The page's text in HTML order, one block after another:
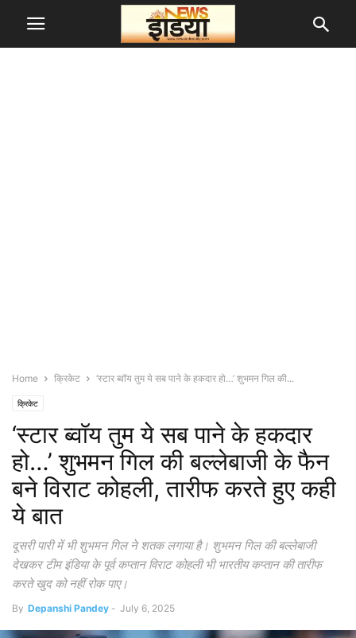
Home क्रिकेट ‘स्टार ब्वॉय तुम ये सब पाने के हकदार हो…’ शुभमन गिल की...
क्रिकेट
‘स्टार ब्वॉय तुम ये सब पाने के हकदार
हो…’ शुभमन गिल की बल्लेबाजी के फैन
बने विराट कोहली, तारीफ करते हुए कही
ये बात
दूसरी पारी में भी शुभमन गिल ने शतक लगाया है। शुभमन गिल की बल्लेबाजी
देखकर टीम इंडिया के पूर्व कप्तान विराट कोहली भी भारतीय कप्तान की तारीफ
करते खुद को नहीं रोक पाए।
By Depanshi Pandey - July 6, 2025